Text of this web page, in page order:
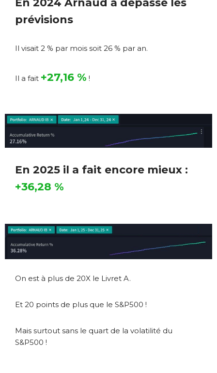
prévisions
Il visait 2 % par mois soit 26 % par an.
Il a fait +27,16 % !
En 2025 il a fait encore mieux :
+36,28 %
On est à plus de 20X le Livret A.
Et 20 points de plus que le S&P500 !
Mais surtout sans le quart de la volatilité du
S&P500 !